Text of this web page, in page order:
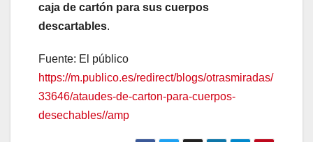
caja de cartón para sus cuerpos
descartables.
Fuente: El público
https://m.publico.es/redirect/blogs/otrasmiradas/
33646/ataudes-de-carton-para-cuerpos-
desechables//amp